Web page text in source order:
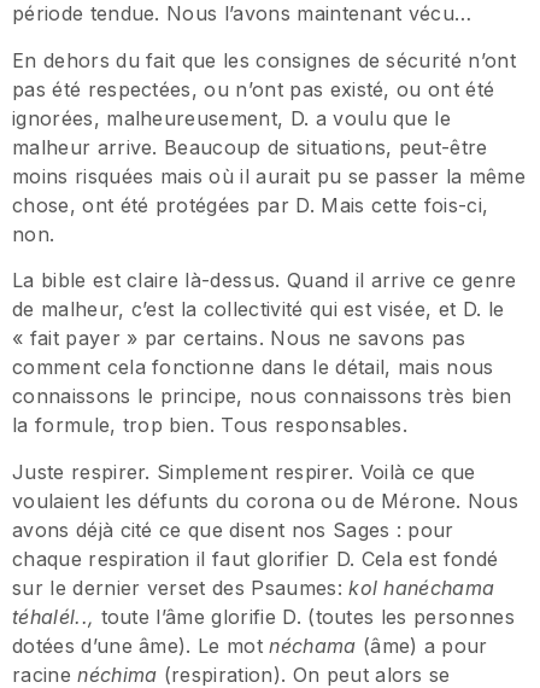
période tendue. Nous l’avons maintenant vécu…
En dehors du fait que les consignes de sécurité n’ont
pas été respectées, ou n’ont pas existé, ou ont été
ignorées, malheureusement, D. a voulu que le
malheur arrive. Beaucoup de situations, peut-être
moins risquées mais où il aurait pu se passer la même
chose, ont été protégées par D. Mais cette fois-ci,
non.
La bible est claire là-dessus. Quand il arrive ce genre
de malheur, c’est la collectivité qui est visée, et D. le
« fait payer » par certains. Nous ne savons pas
comment cela fonctionne dans le détail, mais nous
connaissons le principe, nous connaissons très bien
la formule, trop bien. Tous responsables.
Juste respirer. Simplement respirer. Voilà ce que
voulaient les défunts du corona ou de Mérone. Nous
avons déjà cité ce que disent nos Sages : pour
chaque respiration il faut glorifier D. Cela est fondé
sur le dernier verset des Psaumes:kol hanéchama
téhalél.., toute l’âme glorifie D. (toutes les personnes
dotées d’une âme). Le motnéchama (âme) a pour
racinenéchima (respiration). On peut alors se